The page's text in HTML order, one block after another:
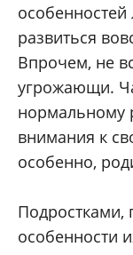
особенностей
развиться
Впрочем, не
угрожающи.
нормальному
внимания к
особенно,
Подростками,
особенности